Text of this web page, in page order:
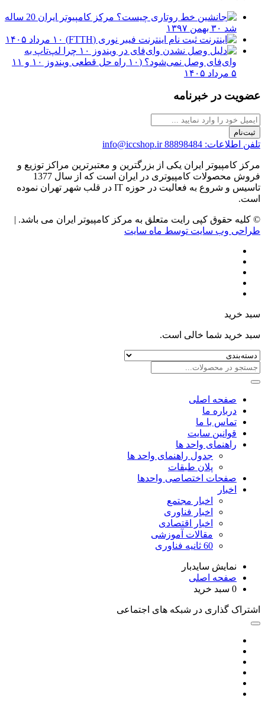
مرکز کامپیوتر ایران 20 ساله
شد ۳۰ بهمن ۱۳۹۷
ثبت نام اینترنت فیبر نوری (FTTH)
۱۰ مرداد ۱۴۰۵
چرا لپ‌تاپ به
وای‌فای وصل نمی‌شود؟ (۱۰ راه حل قطعی ویندوز ۱۰ و ۱۱
۵ مرداد ۱۴۰۵
عضویت در خبرنامه
ثبت‌نام
تلفن اطلاعات: 88898484 info@iccshop.ir
مرکز کامپیوتر ایران یکی از بزرگترین و معتبرترین مراکز توزیع و
فروش محصولات کامپیوتری در ایران است که از سال 1377
تاسیس و شروع به فعالیت در حوزه IT در قلب شهر تهران نموده
است.
© کلیه حقوق کپی رایت متعلق به مرکز کامپیوتر ایران می باشد. |
طراحی وب سایت توسط ماه سایت
سبد خرید
سبد خرید شما خالی است.
صفحه اصلی
درباره ما
تماس با ما
قوانین سایت
راهنمای واحد ها
جدول راهنمای واحد ها
پلان طبقات
صفحات اختصاصی واحدها
اخبار
اخبار مجتمع
اخبار فناوری
اخبار اقتصادی
مقالات آموزشی
60 ثانیه فناوری
نمایش سایدبار
صفحه اصلی
0 سبد خرید
اشتراک گذاری در شبکه های اجتماعی